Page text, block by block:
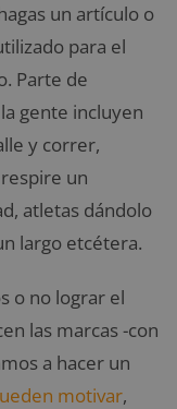
un artículo o
para el
Parte de
gente incluyen
y correr,
un
atletas dándolo
largo etcétera.
o no lograr el
las marcas -con
a hacer un
motivar,